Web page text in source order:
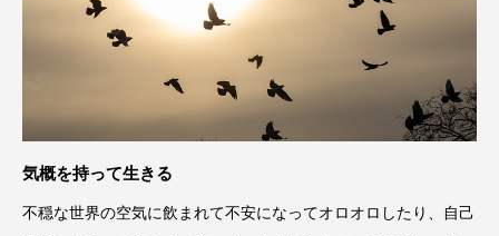
気概を持って生きる
不穏な世界の空気に飲まれて不安になってオロオロしたり、自己